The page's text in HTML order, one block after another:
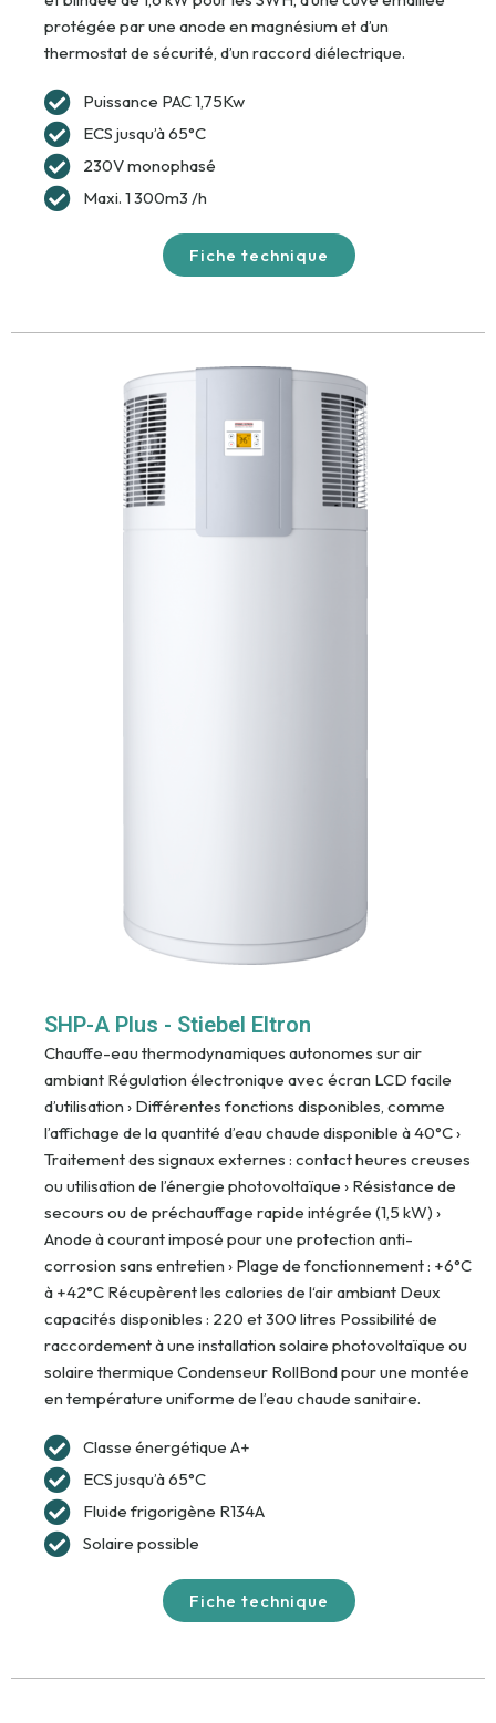
protégée par une anode en magnésium et d’un
thermostat de sécurité, d’un raccord diélectrique.
Puissance PAC 1,75Kw
ECS jusqu’à 65°C
230V monophasé
Maxi. 1 300m3 /h
Fiche technique
SHP-A Plus - Stiebel Eltron
Chauffe-eau thermodynamiques autonomes sur air
ambiant Régulation électronique avec écran LCD facile
d’utilisation › Différentes fonctions disponibles, comme
l’affichage de la quantité d’eau chaude disponible à 40°C ›
Traitement des signaux externes : contact heures creuses
ou utilisation de l’énergie photovoltaïque › Résistance de
secours ou de préchauffage rapide intégrée (1,5 kW) ›
Anode à courant imposé pour une protection anti-
corrosion sans entretien › Plage de fonctionnement : +6°C
à +42°C Récupèrent les calories de l‘air ambiant Deux
capacités disponibles : 220 et 300 litres Possibilité de
raccordement à une installation solaire photovoltaïque ou
solaire thermique Condenseur RollBond pour une montée
en température uniforme de l’eau chaude sanitaire.
Classe énergétique A+
ECS jusqu’à 65°C
Fluide frigorigène R134A
Solaire possible
Fiche technique